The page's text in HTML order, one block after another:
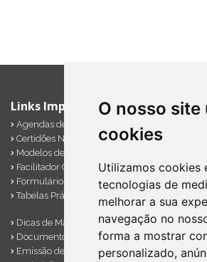
O nosso site
cookies
Utilizamos cookies
tecnologias de
melhorar a sua
navegação no
forma a mostrar
personalizado,
Links Importantes
Agendas de Obrigações
Certidões Negativas
Modelos de Documentos
Facilitador Contábil
Formulários Diversos
Tabelas Práticas
Dicas de Marketing
Documentos Importantes
Emissão de Notas